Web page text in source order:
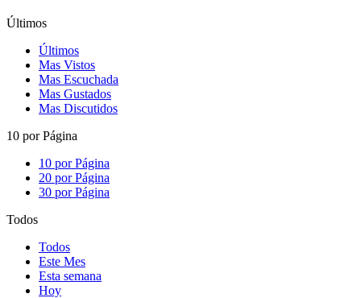
Últimos
Últimos
Mas Vistos
Mas Escuchada
Mas Gustados
Mas Discutidos
10 por Página
10 por Página
20 por Página
30 por Página
Todos
Todos
Este Mes
Esta semana
Hoy